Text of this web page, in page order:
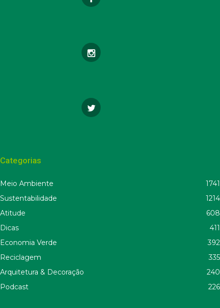
Categorias
Meio Ambiente
1741
Sustentabilidade
1214
Atitude
608
Dicas
411
Economia Verde
392
Reciclagem
335
Arquitetura & Decoração
240
Podcast
226